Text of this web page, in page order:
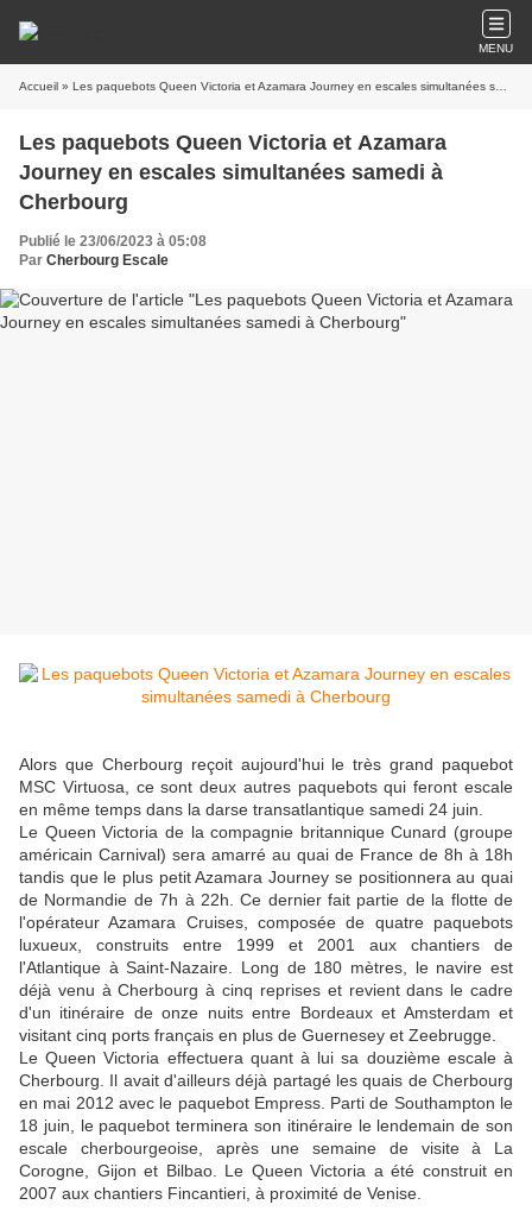
MENU
Accueil » Les paquebots Queen Victoria et Azamara Journey en escales simultanées samedi à Cherbourg
Les paquebots Queen Victoria et Azamara
Journey en escales simultanées samedi à
Cherbourg
Publié le 23/06/2023 à 05:08
Par Cherbourg Escale
Alors que Cherbourg reçoit aujourd'hui le très grand paquebot
MSC Virtuosa, ce sont deux autres paquebots qui feront escale
en même temps dans la darse transatlantique samedi 24 juin.
Le Queen Victoria de la compagnie britannique Cunard (groupe
américain Carnival) sera amarré au quai de France de 8h à 18h
tandis que le plus petit Azamara Journey se positionnera au quai
de Normandie de 7h à 22h. Ce dernier fait partie de la flotte de
l'opérateur Azamara Cruises, composée de quatre paquebots
luxueux, construits entre 1999 et 2001 aux chantiers de
l'Atlantique à Saint-Nazaire. Long de 180 mètres, le navire est
déjà venu à Cherbourg à cinq reprises et revient dans le cadre
d'un itinéraire de onze nuits entre Bordeaux et Amsterdam et
visitant cinq ports français en plus de Guernesey et Zeebrugge.
Le Queen Victoria effectuera quant à lui sa douzième escale à
Cherbourg. Il avait d'ailleurs déjà partagé les quais de Cherbourg
en mai 2012 avec le paquebot Empress. Parti de Southampton le
18 juin, le paquebot terminera son itinéraire le lendemain de son
escale cherbourgeoise, après une semaine de visite à La
Corogne, Gijon et Bilbao. Le Queen Victoria a été construit en
2007 aux chantiers Fincantieri, à proximité de Venise.